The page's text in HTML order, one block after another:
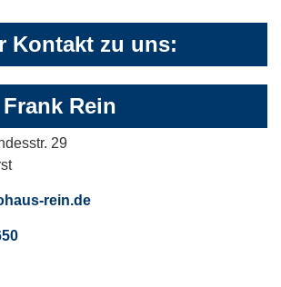
Kontakt zu uns:
Rein
29
rein.de